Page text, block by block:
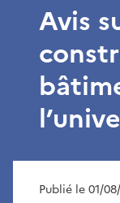
Avis
Publié le 01/